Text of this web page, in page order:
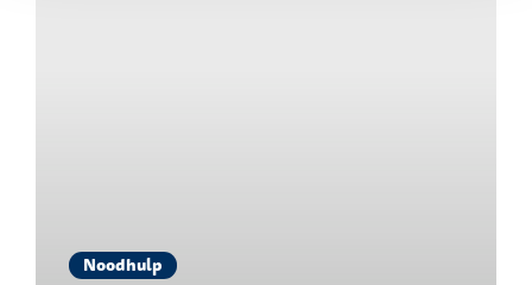
Noodhulp